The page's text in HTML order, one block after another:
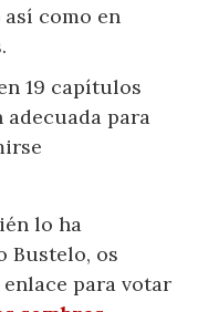
así como en
19 capítulos
para
lo ha
Bustelo, os
para votar